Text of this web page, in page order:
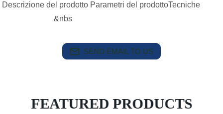
Descrizione del prodotto Parametri del prodottoTecniche
&nbs
SEND EMAIL TO US
FEATURED PRODUCTS